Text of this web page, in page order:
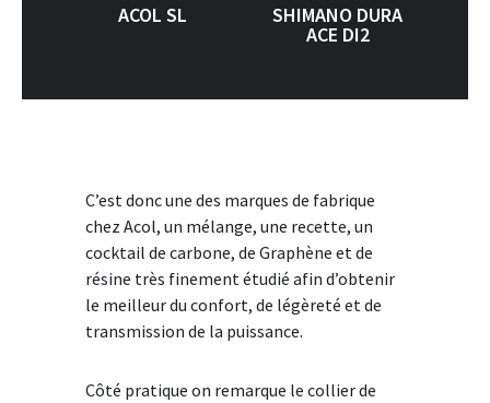
ACOL SL SHIMANO DURA
ACE DI2
C’est donc une des marques de fabrique
chez Acol, un mélange, une recette, un
cocktail de carbone, de Graphène et de
résine très finement étudié afin d’obtenir
le meilleur du confort, de légèreté et de
transmission de la puissance.
Côté pratique on remarque le collier de